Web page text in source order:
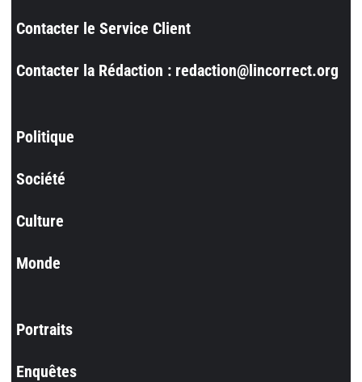
Contacter le Service Client
Contacter la Rédaction : redaction@lincorrect.org
Politique
Société
Culture
Monde
Portraits
Enquêtes